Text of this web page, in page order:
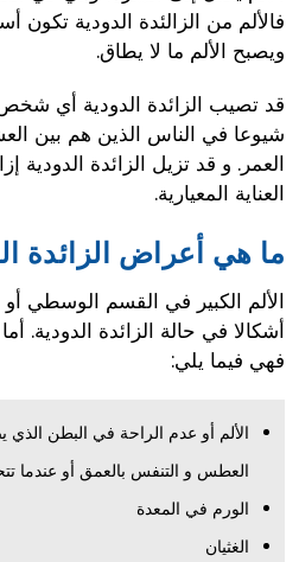
فالألم من الزالئدة الدودية تكون
ويصبح الألم ما لا يطاق.
قد تصيب الزائدة الدودية أي
شيوعا في الناس الذين هم بين
العمر. و قد تزيل الزائدة الدودية
العناية المعيارية.
ما هي أعراض الزائدة
الألم الكبير في القسم الوسطي أو
أشكالا في حالة الزائدة الدودية.
فهي فيما يلي:
الألم أو عدم الراحة في البطن الذي
العطس و التنفس بالعمق أو عندما
الورم في المعدة
الغثيان